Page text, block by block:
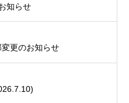
知らせ
変更のお知らせ